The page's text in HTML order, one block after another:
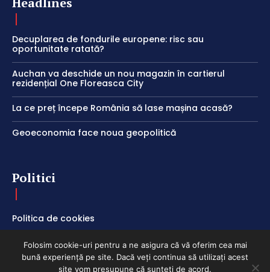
Decuplarea de fondurile europene: risc sau
oportunitate ratată?
Auchan va deschide un nou magazin în cartierul
rezidențial One Floreasca City
La ce preț începe România să lase mașina acasă?
Geoeconomia face noua geopolitică
Politici
Politica de cookies
Politica de Confidențialitate
Folosim cookie-uri pentru a ne asigura că vă oferim cea mai
bună experiență pe site. Dacă veți continua să utilizați acest
site vom presupune că sunteți de acord.